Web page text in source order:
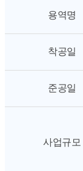
용역명
착공일
준공일
사업규모